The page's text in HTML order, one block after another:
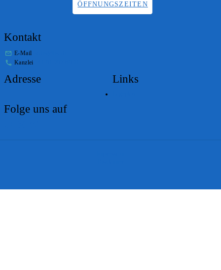
ÖFFNUNGSZEITEN
Kontakt
E-Mail
Kanzlei
Adresse Links
Folge uns auf